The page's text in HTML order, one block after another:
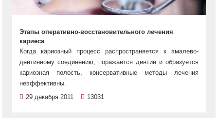
Этапы оперативно-восстановительного лечения
кариеса
Когда кариозный процесс распространяется к эмалево-
дентинному соединению, поражается дентин и образуется
кариозная полость, консервативные методы лечения
неэффективны.
29 декабря 2011
13031